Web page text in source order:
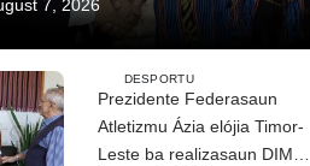
7, 2026
DESPORTU
Prezidente Federasaun
Atletizmu Ázia elójia Timor-
Leste ba realizasaun DIM